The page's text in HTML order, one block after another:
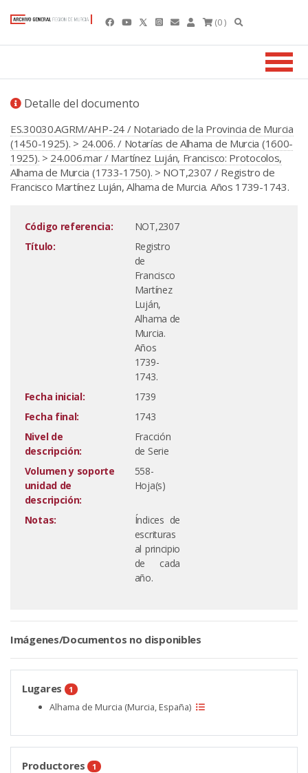
(0 )
Detalle del documento
ES.30030.AGRM/AHP-24 / Notariado de la Provincia de Murcia
(1450-1925). > 24.006. / Notarías de Alhama de Murcia (1600-
1925). > 24.006.mar / Martínez Luján, Francisco: Protocolos,
Alhama de Murcia (1733-1750). > NOT,2307 / Registro de
Francisco Martínez Luján, Alhama de Murcia. Años 1739-1743.
Código referencia:
NOT,2307
Título:
Registro
de
Francisco
Martínez
Luján,
Alhama de
Murcia.
Años
1739-
1743.
Fecha inicial:
1739
Fecha final:
1743
Nivel de
descripción:
Fracción
de Serie
Volumen y soporte
unidad de
descripción:
558-
Hoja(s)
Notas:
Índices de
escrituras
al principio
de cada
año.
Imágenes/Documentos no disponibles
Lugares 1
Alhama de Murcia (Murcia, España)
Productores 1